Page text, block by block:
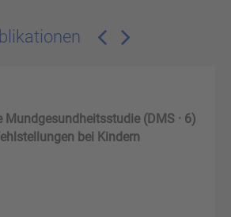
Mundgesundheitsstudie (DMS · 6)
bei Kindern